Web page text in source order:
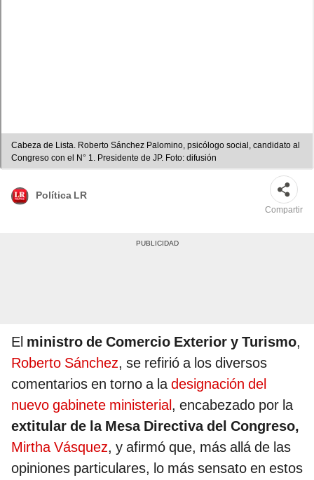
Cabeza de Lista. Roberto Sánchez Palomino, psicólogo social, candidato al
Congreso con el N° 1. Presidente de JP. Foto: difusión
Política LR
Compartir
El ministro de Comercio Exterior y Turismo,
Roberto Sánchez, se refirió a los diversos
comentarios en torno a ladesignación del
nuevo gabinete ministerial, encabezado por la
extitular de la Mesa Directiva del Congreso,
Mirtha Vásquez, y afirmó que, más allá de las
opiniones particulares, lo más sensato en estos